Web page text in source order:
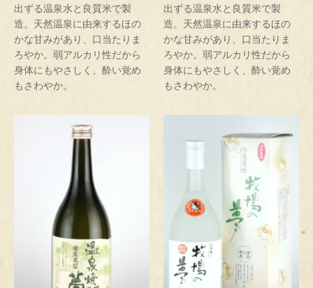
出ずる温泉水と良質米で製
造。天然温泉に由来するほの
かな甘みがあり、口当たりま
ろやか。弱アルカリ性だから
身体にもやさしく、酔い覚め
もさわやか。
出ずる温泉水と良質米で製
造。天然温泉に由来するほの
かな甘みがあり、口当たりま
ろやか。弱アルカリ性だから
身体にもやさしく、酔い覚め
もさわやか。